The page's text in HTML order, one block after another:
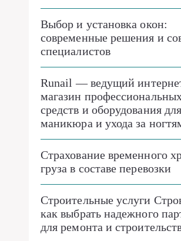
Выбор и установка окон:
современные решения и
специалистов
Runail — ведущий
магазин
средств и оборудования для
маникюра и ухода за
Страхование временного
груза в составе перевозки
Строительные услуги
как выбрать надежного
для ремонта и